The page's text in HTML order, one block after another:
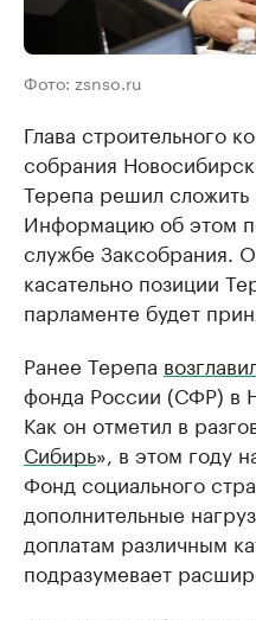
Фото: zsnso.ru
Глава строительного
собрания
Терепа решил сложить
Информацию об этом
службе Заксобрания.
касательно позиции
парламенте будет
Ранее Терепа
фонда России (СФР) в
Как он отметил в
Сибирь», в этом году
Фонд социального
дополнительные
доплатам различным
подразумевает